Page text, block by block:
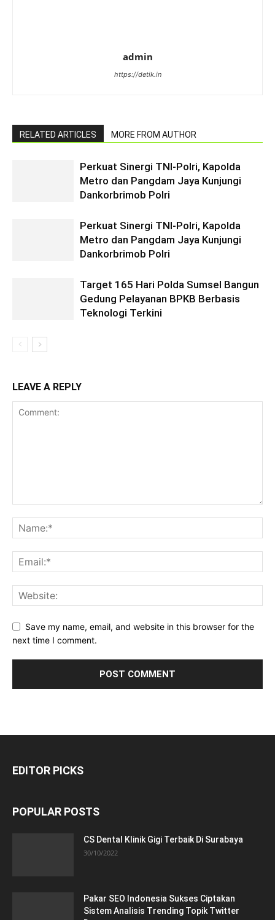
admin
https://detik.in
RELATED ARTICLES MORE FROM AUTHOR
Perkuat Sinergi TNI-Polri, Kapolda
Metro dan Pangdam Jaya Kunjungi
Dankorbrimob Polri
Perkuat Sinergi TNI-Polri, Kapolda
Metro dan Pangdam Jaya Kunjungi
Dankorbrimob Polri
Target 165 Hari Polda Sumsel Bangun
Gedung Pelayanan BPKB Berbasis
Teknologi Terkini
LEAVE A REPLY
Save my name, email, and website in this browser for the
next time I comment.
EDITOR PICKS
POPULAR POSTS
CS Dental Klinik Gigi Terbaik Di Surabaya
30/10/2022
Pakar SEO Indonesia Sukses Ciptakan
Sistem Analisis Trending Topik Twitter